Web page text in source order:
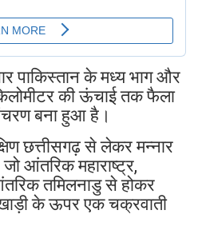
पाकिस्तान के मध्य भाग और
की ऊंचाई तक फैला
बना हुआ है।
छत्तीसगढ़ से लेकर मन्नार
आंतरिक महाराष्ट्र,
तमिलनाडु से होकर
के ऊपर एक चक्रवाती